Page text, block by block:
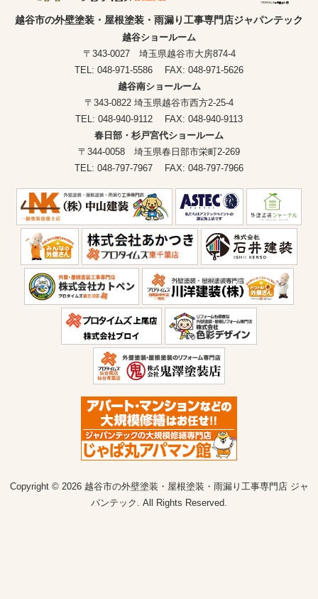
越谷市の外壁塗装・屋根塗装・雨漏り工事専門店ジャパンテック
越谷ショールーム
〒343-0027 埼玉県越谷市大房874-4
TEL: 048-971-5586 FAX: 048-971-5626
越谷南ショールーム
〒343-0822 埼玉県越谷市西方2-25-4
TEL: 048-940-9112 FAX: 048-940-9113
春日部・杉戸宮代ショールーム
〒344-0058 埼玉県春日部市栄町2-269
TEL: 048-797-7967 FAX: 048-797-7966
Copyright © 2026 越谷市の外壁塗装・屋根塗装・雨漏り工事専門店 ジャ
パンテック. All Rights Reserved.